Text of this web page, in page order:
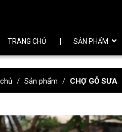
TRANG CHỦ SẢN PHẨM
Sản phẩm CHỢ GỖ SƯA